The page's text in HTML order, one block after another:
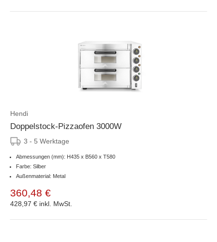
Hendi
Doppelstock-Pizzaofen 3000W
3 - 5 Werktage
Abmessungen (mm): H435 x B560 x T580
Farbe: Silber
Außenmaterial: Metal
360,48 €
428,97 € inkl. MwSt.